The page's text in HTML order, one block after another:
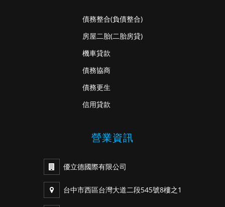
債務整合(負債整合)
房屋二胎(二胎房貸)
機車貸款
債務協商
債務更生
信用貸款
營業資訊
優立德國際有限公司
台中市西區台灣大道二段545號8樓之1